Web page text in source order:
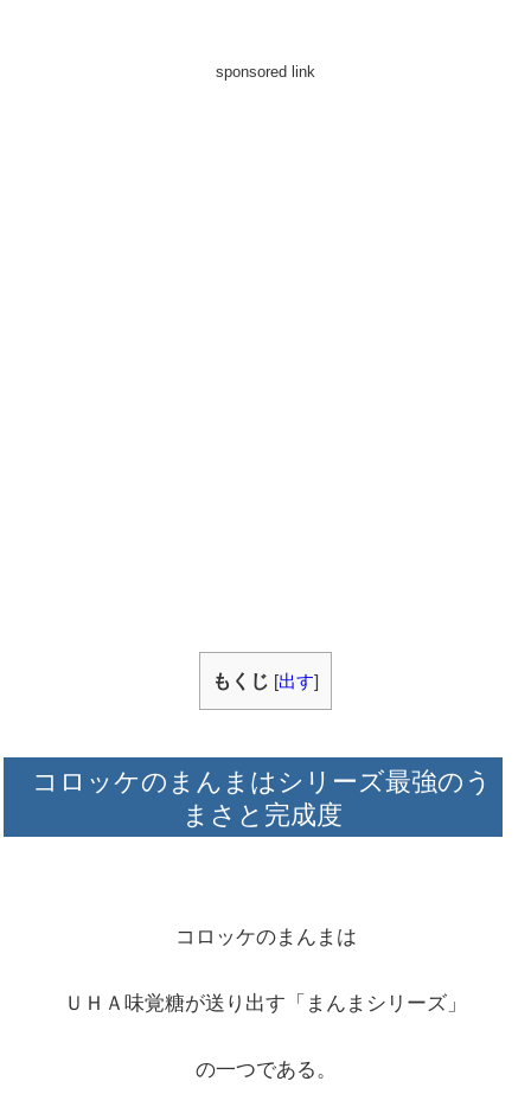
sponsored link
もくじ [出す]
コロッケのまんまはシリーズ最強のう
まさと完成度
コロッケのまんまは
ＵＨＡ味覚糖が送り出す「まんまシリーズ」
の一つである。